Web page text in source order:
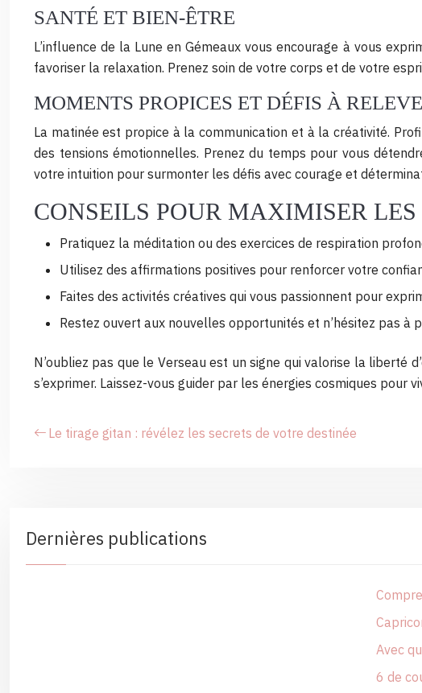
SANTÉ ET BIEN-ÊTRE
L’influence de la Lune en Gémeaux vous encourage à vous
favoriser la relaxation. Prenez soin de votre corps et de votre
MOMENTS PROPICES ET DÉFIS À
La matinée est propice à la communication et à la créativité.
des tensions émotionnelles. Prenez du temps pour vous
votre intuition pour surmonter les défis avec courage et
CONSEILS POUR MAXIMISER
Pratiquez la méditation ou des exercices de respiration
Utilisez des affirmations positives pour renforcer votre
Faites des activités créatives qui vous passionnent pour
Restez ouvert aux nouvelles opportunités et n’hésitez pas à
N’oubliez pas que le Verseau est un signe qui valorise la liberté
s’exprimer. Laissez-vous guider par les énergies cosmiques pour
Le tirage gitan : révélez les secrets de votre destinée
Dernières publications
Avec
6 de